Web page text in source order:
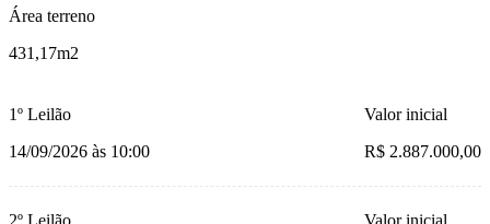
Área terreno
431,17m2
1º Leilão
14/09/2026 às 10:00
Valor inicial
R$ 2.887.000,00